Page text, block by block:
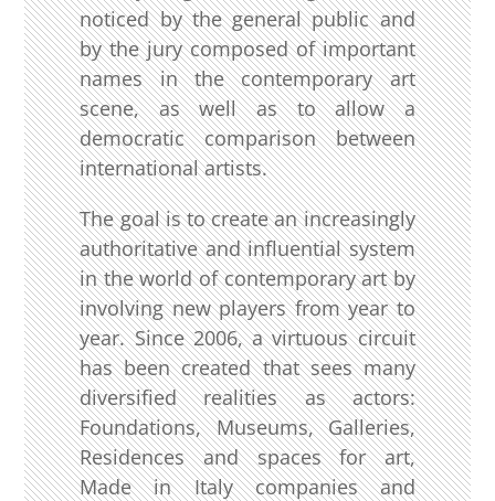
noticed by the general public and
by the jury composed of important
names in the contemporary art
scene, as well as to allow a
democratic comparison between
international artists.
The goal is to create an increasingly
authoritative and influential system
in the world of contemporary art by
involving new players from year to
year. Since 2006, a virtuous circuit
has been created that sees many
diversified realities as actors:
Foundations, Museums, Galleries,
Residences and spaces for art,
Made in Italy companies and